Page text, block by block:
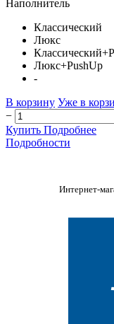
Наполнитель
Классический
Люкс
Люкс+PushUp
-
В корзину Уже в
−
Купить Подробнее
Подробности
Интернет-